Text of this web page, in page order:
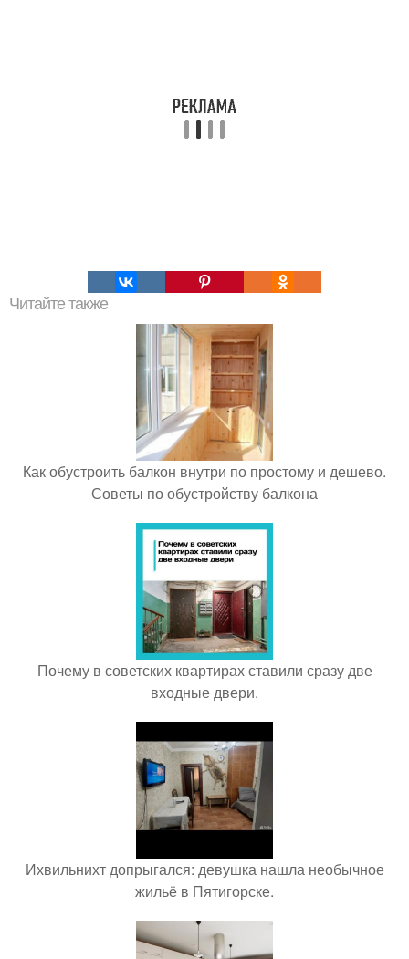
Читайте также
Как обустроить балкон внутри по простому и дешево.
Советы по обустройству балкона
Почему в советских квартирах ставили сразу две
входные двери.
Ихвильнихт допрыгался: девушка нашла необычное
жильё в Пятигорске.